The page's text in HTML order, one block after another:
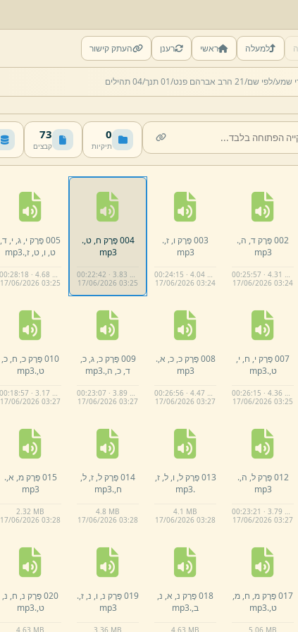
למעלה ראשי רענן העתק קישור
שמע/לפי שם/21 הרב אברהם פנט/ 01 תנך/ 04 תהילים
0
תיקיות
73
קבצים
002 פֶּרֶק ד, ה,.
mp3
00:25:57 · 4.31 MB
17/06/2026 03:24
003 פֶּרֶק ו, ז,.
mp3
00:24:15 · 4.04 MB
17/06/2026 03:24
004 פֶּרֶק ח, ט,.
mp3
00:22:42 · 3.83 MB
17/06/2026 03:25
005 פֶּרֶק י, ג, י, ד,
ט, ו, ט, ז,.
mp3
00:28:18 · 4.68 MB
17/06/2026 03:25
007 פֶּרֶק י, ח, י,
ט,.
mp3
00:26:15 · 4.36 MB
17/06/2026 03:25
008 פֶּרֶק כ, כ, א,.
mp3
00:26:56 · 4.47 MB
17/06/2026 03:27
009 פֶּרֶק כ, ג, כ,
ד, כ, ה,.
mp3
00:23:07 · 3.89 MB
17/06/2026 03:27
010 פֶּרֶק כ, ח, כ,
ט,.
mp3
00:18:57 · 3.17 MB
17/06/2026 03:27
012 פֶּרֶק ל, ה,.
mp3
00:23:21 · 3.79 MB
17/06/2026 03:27
013 פֶּרֶק ל, ו, ל, ז,
.
mp3
4.1 MB
17/06/2026 03:28
014 פֶּרֶק ל, ז, ל,
ח,.
mp3
4.8 MB
17/06/2026 03:28
015 פֶּרֶק מ, א,.
mp3
2.32 MB
17/06/2026 03:28
017 פֶּרֶק מ, ח, מ,
ט,.
mp3
5. 06 MB
018 פֶּרֶק נ, א, נ,
ב,.
mp3
4. 63 MB
019 פֶּרֶק נ, ו, נ, ז,.
mp3
3. 36 MB
020 פֶּרֶק נ, ח, נ,
ט,.
mp3
4. 63 MB